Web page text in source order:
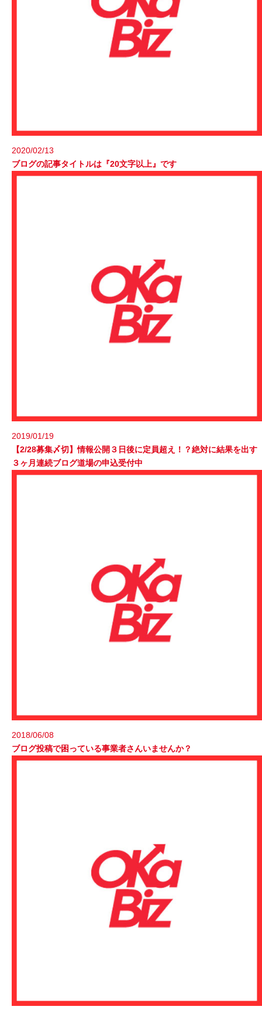
2020/02/13
ブログの記事タイトルは『20文字以上』です
2019/01/19
【2/28募集〆切】情報公開３日後に定員超え！？絶対に結果を出す
３ヶ月連続ブログ道場の申込受付中
2018/06/08
ブログ投稿で困っている事業者さんいませんか？